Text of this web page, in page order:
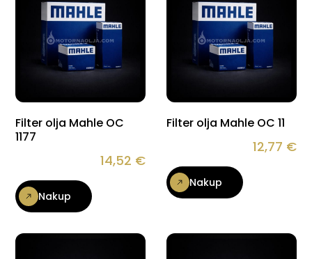
Filter olja Mahle OC
1177
14,52 €
Nakup
Filter olja Mahle OC 11
12,77 €
Nakup